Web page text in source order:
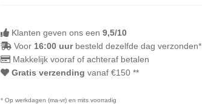
90C
75D
80D
Klanten geven ons een 9,5/10
Voor 16:00 uurbesteld dezelfde dag verzonden*
Makkelijk vooraf of achteraf betalen
Gratis verzending vanaf €150 **
* Op werkdagen (ma-vr) en mits voorradig